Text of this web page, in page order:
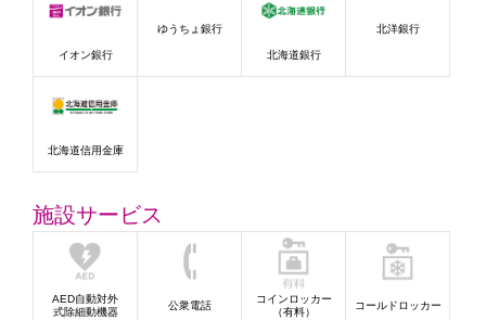
イオン銀行
ゆうちょ銀行
北海道銀行
北洋銀行
北海道信用金庫
施設サービス
AED自動対外
式除細動機器
公衆電話
コインロッカー
（有料）
コールドロッカー